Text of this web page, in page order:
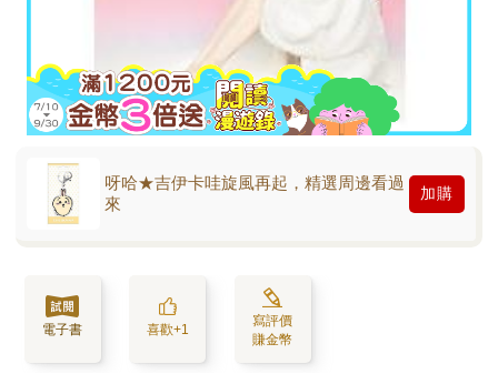
呀哈★吉伊卡哇旋風再起，精選周邊看過
來
加購
電子書 喜歡+1
寫評價
賺金幣